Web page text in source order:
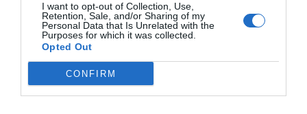
I want to opt-out of Collection, Use,
Retention, Sale, and/or Sharing of my
Personal Data that Is Unrelated with the
Purposes for which it was collected.
Opted Out
CONFIRM
formarán a mujeres en edad climatérica en el
marco de la quinta edición de la campaña
sanitaria Plan de Educación Nutricional por
participantes asesorarán a este grupo de
población con el objetivo de «detectar las
principales deficiencias nutricionales y
orientar en los cambios de hábitos